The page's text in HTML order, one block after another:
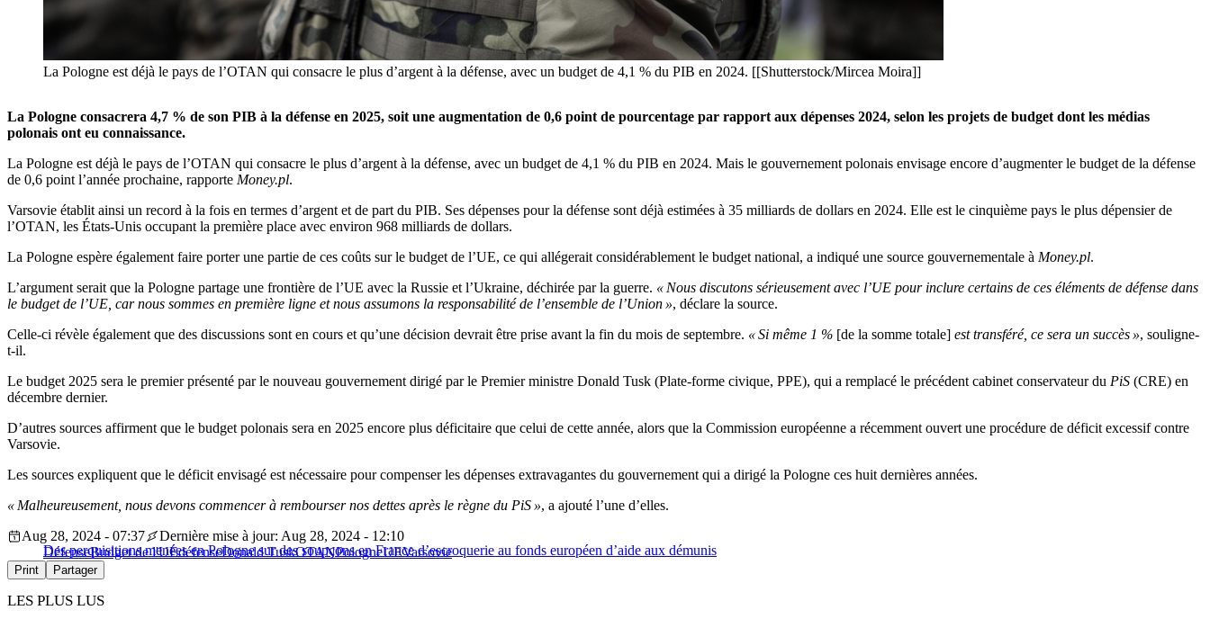
La Pologne est déjà le pays de l’OTAN qui consacre le plus d’argent à la défense, avec un budget de 4,1 % du PIB en 2024. [[Shutterstock/Mircea Moira]]
La Pologne consacrera 4,7 % de son PIB à la défense en 2025, soit une augmentation de 0,6 point de pourcentage par rapport aux dépenses 2024, selon les projets de budget dont les médias
polonais ont eu connaissance.
La Pologne est déjà le pays de l’OTAN qui consacre le plus d’argent à la défense, avec un budget de 4,1 % du PIB en 2024. Mais le gouvernement polonais envisage encore d’augmenter le budget de la défense
de 0,6 point l’année prochaine, rapporte Money.pl.
Varsovie établit ainsi un record à la fois en termes d’argent et de part du PIB. Ses dépenses pour la défense sont déjà estimées à 35 milliards de dollars en 2024. Elle est le cinquième pays le plus dépensier de
l’OTAN, les États-Unis occupant la première place avec environ 968 milliards de dollars.
La Pologne espère également faire porter une partie de ces coûts sur le budget de l’UE, ce qui allégerait considérablement le budget national, a indiqué une source gouvernementale à Money.pl.
L’argument serait que la Pologne partage une frontière de l’UE avec la Russie et l’Ukraine, déchirée par la guerre. « Nous discutons sérieusement avec l’UE pour inclure certains de ces éléments de défense dans
le budget de l’UE, car nous sommes en première ligne et nous assumons la responsabilité de l’ensemble de l’Union », déclare la source.
Celle-ci révèle également que des discussions sont en cours et qu’une décision devrait être prise avant la fin du mois de septembre. « Si même 1 % [de la somme totale] est transféré, ce sera un succès », souligne-
t-il.
Le budget 2025 sera le premier présenté par le nouveau gouvernement dirigé par le Premier ministre Donald Tusk (Plate-forme civique, PPE), qui a remplacé le précédent cabinet conservateur du PiS (CRE) en
décembre dernier.
D’autres sources affirment que le budget polonais sera en 2025 encore plus déficitaire que celui de cette année, alors que la Commission européenne a récemment ouvert une procédure de déficit excessif contre
Varsovie.
Les sources expliquent que le déficit envisagé est nécessaire pour compenser les dépenses extravagantes du gouvernement qui a dirigé la Pologne ces huit dernières années.
« Malheureusement, nous devons commencer à rembourser nos dettes après le règne du PiS », a ajouté l’une d’elles.
Des perquisitions menées en Pologne sur des soupçons en France d’escroquerie au fonds européen d’aide aux démunis
Aug 28, 2024 - 07:37
Dernière mise à jour: Aug 28, 2024 - 12:10
DéfenseBudget de l'UEdéfenseDonald TuskOTANPologneUEVarsovie
Print Partager
LES PLUS LUS